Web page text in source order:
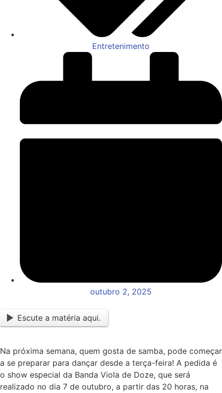
Entretenimento
outubro 2, 2025
Escute a matéria aqui.
Na próxima semana, quem gosta de samba, pode começar
a se preparar para dançar desde a terça-feira! A pedida é
o show especial da Banda Viola de Doze, que será
realizado no dia 7 de outubro, a partir das 20 horas, na